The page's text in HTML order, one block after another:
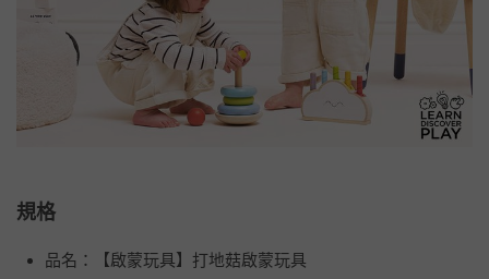
規格
品名：【啟蒙玩具】打地菇啟蒙玩具